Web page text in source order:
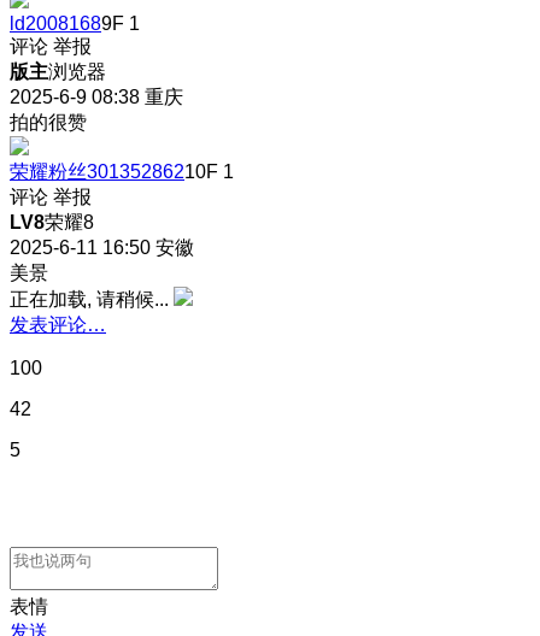
ld20081689F 1
评论 举报
版主浏览器
2025-6-9 08:38 重庆
拍的很赞
荣耀粉丝30135286210F 1
评论 举报
LV8荣耀8
2025-6-11 16:50 安徽
美景
正在加载, 请稍候...
发表评论…
100
42
5
表情